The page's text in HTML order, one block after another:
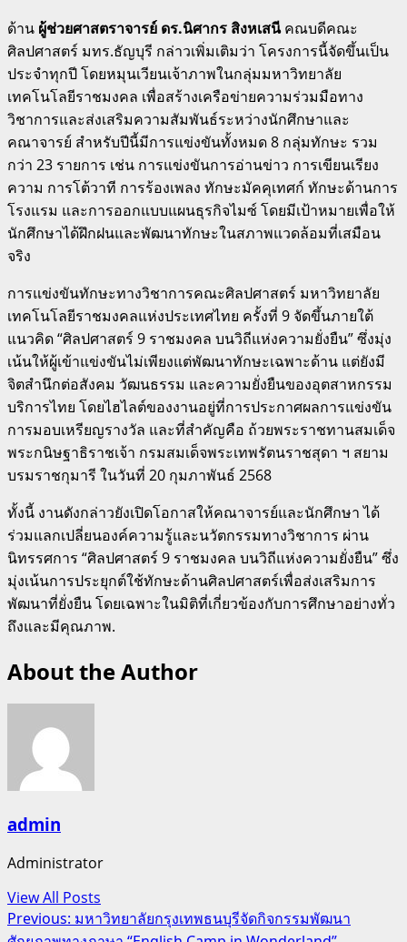
ด้าน ผู้ช่วยศาสตราจารย์ ดร.นิศากร สิงหเสนีคณบดีคณะ
ศิลปศาสตร์ มทร.ธัญบุรี กล่าวเพิ่มเติมว่า โครงการนี้จัดขึ้นเป็น
ประจำทุกปี โดยหมุนเวียนเจ้าภาพในกลุ่มมหาวิทยาลัย
เทคโนโลยีราชมงคล เพื่อสร้างเครือข่ายความร่วมมือทาง
วิชาการและส่งเสริมความสัมพันธ์ระหว่างนักศึกษาและ
คณาจารย์ สำหรับปีนี้มีการแข่งขันทั้งหมด 8 กลุ่มทักษะ รวม
กว่า 23 รายการ เช่น การแข่งขันการอ่านข่าว การเขียนเรียง
ความ การโต้วาที การร้องเพลง ทักษะมัคคุเทศก์ ทักษะด้านการ
โรงแรม และการออกแบบแผนธุรกิจไมซ์ โดยมีเป้าหมายเพื่อให้
นักศึกษาได้ฝึกฝนและพัฒนาทักษะในสภาพแวดล้อมที่เสมือน
จริง
การแข่งขันทักษะทางวิชาการคณะศิลปศาสตร์ มหาวิทยาลัย
เทคโนโลยีราชมงคลแห่งประเทศไทย ครั้งที่ 9 จัดขึ้นภายใต้
แนวคิด “ศิลปศาสตร์ 9 ราชมงคล บนวิถีแห่งความยั่งยืน” ซึ่งมุ่ง
เน้นให้ผู้เข้าแข่งขันไม่เพียงแต่พัฒนาทักษะเฉพาะด้าน แต่ยังมี
จิตสำนึกต่อสังคม วัฒนธรรม และความยั่งยืนของอุตสาหกรรม
บริการไทย โดยไฮไลต์ของงานอยู่ที่การประกาศผลการแข่งขัน
การมอบเหรียญรางวัล และที่สำคัญคือ ถ้วยพระราชทานสมเด็จ
พระกนิษฐาธิราชเจ้า กรมสมเด็จพระเทพรัตนราชสุดา ฯ สยาม
บรมราชกุมารี ในวันที่ 20 กุมภาพันธ์ 2568
ทั้งนี้ งานดังกล่าวยังเปิดโอกาสให้คณาจารย์และนักศึกษา ได้
ร่วมแลกเปลี่ยนองค์ความรู้และนวัตกรรมทางวิชาการ ผ่าน
นิทรรศการ “ศิลปศาสตร์ 9 ราชมงคล บนวิถีแห่งความยั่งยืน” ซึ่ง
มุ่งเน้นการประยุกต์ใช้ทักษะด้านศิลปศาสตร์เพื่อส่งเสริมการ
พัฒนาที่ยั่งยืน โดยเฉพาะในมิติที่เกี่ยวข้องกับการศึกษาอย่างทั่ว
ถึงและมีคุณภาพ.
About the Author
admin
Administrator
View All Posts
Post
Previous: มหาวิทยาลัยกรุงเทพธนบุรีจัดกิจกรรมพัฒนา